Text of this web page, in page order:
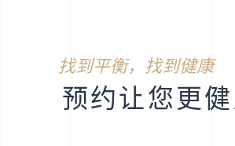
找到平衡，找到健康
预约让您更健